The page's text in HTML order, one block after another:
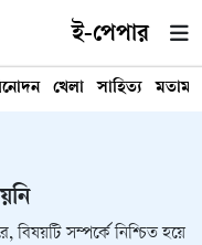
ই-পেপার
খেলা সাহিত্য মতামত
সম্পর্কে নিশ্চিত হয়ে